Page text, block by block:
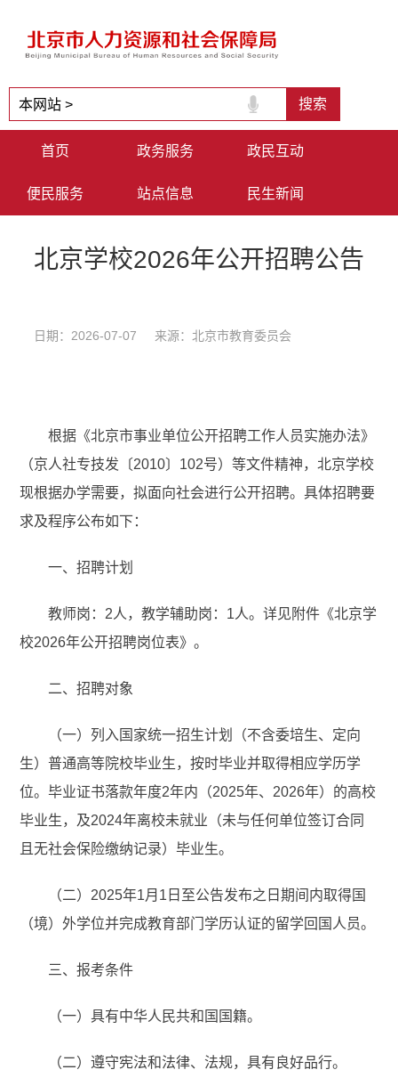
首页 政务服务 政民互动
便民服务 站点信息 民生新闻
北京学校2026年公开招聘公告
日期：2026-07-07 来源：北京市教育委员会
根据《北京市事业单位公开招聘工作人员实施办法》
（京人社专技发〔2010〕102号）等文件精神，北京学校
现根据办学需要，拟面向社会进行公开招聘。具体招聘要
求及程序公布如下：
一、招聘计划
教师岗：2人，教学辅助岗：1人。详见附件《北京学
校2026年公开招聘岗位表》。
二、招聘对象
（一）列入国家统一招生计划（不含委培生、定向
生）普通高等院校毕业生，按时毕业并取得相应学历学
位。毕业证书落款年度2年内（2025年、2026年）的高校
毕业生，及2024年离校未就业（未与任何单位签订合同
且无社会保险缴纳记录）毕业生。
（二）2025年1月1日至公告发布之日期间内取得国
（境）外学位并完成教育部门学历认证的留学回国人员。
三、报考条件
（一）具有中华人民共和国国籍。
（二）遵守宪法和法律、法规，具有良好品行。